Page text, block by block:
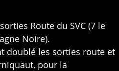
Route du SVC (7 le
Noire).
doublé les sorties route et
pour la